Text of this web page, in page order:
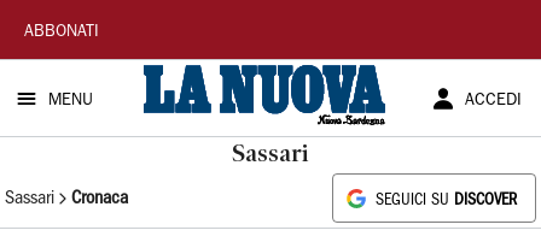
La
Nuova
Sardegna
ABBONATI
MENU ACCEDI
Sassari
Sassari Cronaca SEGUICI SU DISCOVER